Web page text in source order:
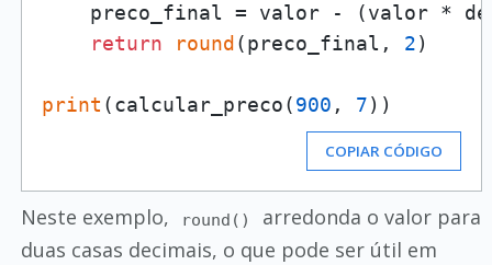
preco_final = valor - (valor *
return
round (preco_final, 2)
print (calcular_preco(900 , 7
COPIAR CÓDIGO
Neste exemplo, round()
arredonda o valor para
duas casas decimais, o que pode ser útil em